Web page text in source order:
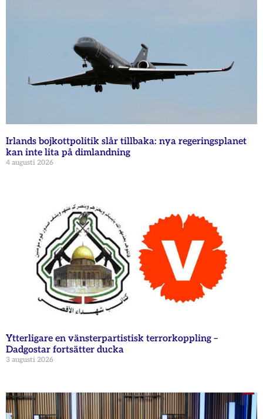
Irlands bojkottpolitik slår tillbaka: nya regeringsplanet
kan inte lita på dimlandning
4 augusti 2026
Ytterligare en vänsterpartistisk terrorkoppling –
Dadgostar fortsätter ducka
3 augusti 2026